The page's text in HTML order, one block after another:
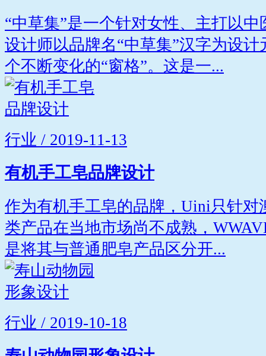
“中草集”是一个针对女性、主打以
设计师以品牌名“中草集”汉字为设
个不断变化的“窗格”。这是一...
行业 / 2019-11-13
有机手工皂品牌设计
作为有机手工皂的品牌，Uini只针对
类产品在当地市场尚不成熟，
是将其与普通肥皂产品区分开...
行业 / 2019-10-18